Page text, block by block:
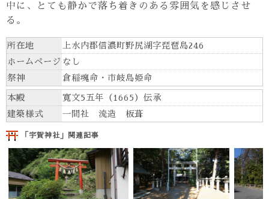
中に、とても静かで落ち着きのある雰囲気を感じさせ
る。
所在地
上水内郡信濃町野尻湖字琵琶島246
ホームページ なし
祭神
倉稲魂命・市岐島姫命
本殿
寛文5五年（1665）伝承
建築様式
一間社 流造 板葺
「宇賀神社」関連記事